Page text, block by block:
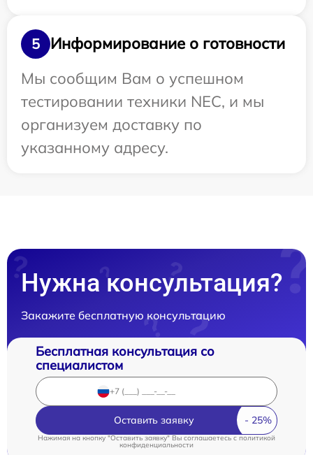
5
Информирование о готовности
Мы сообщим Вам о успешном
тестировании техники NEC, и мы
организуем доставку по
указанному адресу.
Нужна консультация?
Закажите бесплатную консультацию
Бесплатная консультация со
специалистом
Оставить заявку
Нажимая на кнопку "Оставить заявку" Вы соглашаетесь cполитикой
конфиденциальности